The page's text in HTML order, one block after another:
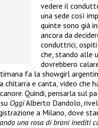
vedere il
una sede così
quinte sono già
ancora da
conduttrici,
che, stando alle
dovrebbero
fa la showgirl
chitarra e canta, video che
Quindi, pensarla sul
OggiAlberto Dandolo,
a Milano, dove
una rosa di brani inediti